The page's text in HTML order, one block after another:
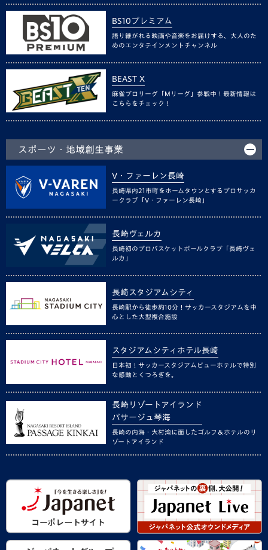
BS10プレミアム
語り継がれる映画や音楽をお届けする、大人のた
めのエンタテインメントチャンネル
BEAST X
麻雀プロリーグ「Mリーグ」参戦中！最新情報は
こちらをチェック！
スポーツ・地域創生事業
V・ファーレン長崎
長崎県内21市町をホームタウンとするプロサッカ
ークラブ「V・ファーレン長崎」
長崎ヴェルカ
長崎初のプロバスケットボールクラブ「長崎ヴェ
ルカ」
長崎スタジアムシティ
長崎駅から徒歩約10分！サッカースタジアムを中
心とした大型複合施設
スタジアムシティホテル長崎
日本初！サッカースタジアムビューホテルで特別
な感動とくつろぎを。
長崎リゾートアイランド
パサージュ琴海
長崎の内海・大村湾に面したゴルフ＆ホテルのリ
ゾートアイランド